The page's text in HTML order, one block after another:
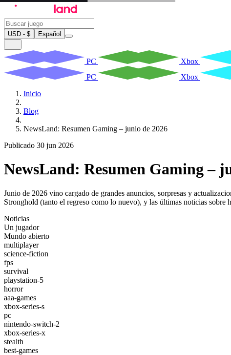
USD - $ Español
PC Xbox
PC
Xbox
Inicio
Blog
NewsLand: Resumen Gaming – junio de 2026
Publicado 30 jun 2026
NewsLand: Resumen Gaming –
Junio de 2026 vino cargado de grandes anuncios, sorpresas y
Stronghold (tanto el regreso como lo nuevo), y las últimas noticias sobre
Noticias
Un jugador
Mundo abierto
multiplayer
science-fiction
fps
survival
playstation-5
horror
aaa-games
xbox-series-s
pc
nintendo-switch-2
xbox-series-x
stealth
best-games